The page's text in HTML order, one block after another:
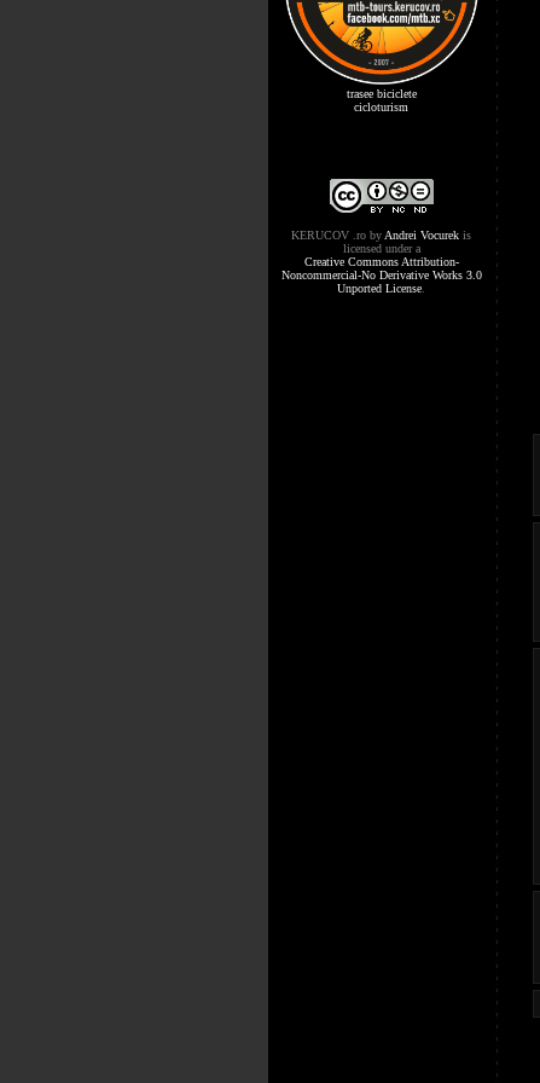
trasee biciclete
cicloturism
KERUCOV .ro by Andrei Vocurek is
licensed under a
Creative Commons Attribution-
Noncommercial-No Derivative Works 3.0
Unported License